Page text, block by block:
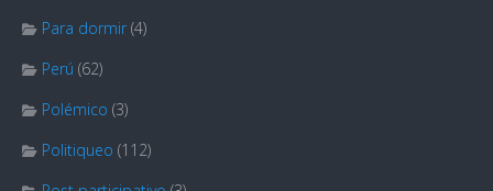
Para dormir (4)
Perú (62)
Polémico (3)
Politiqueo (112)